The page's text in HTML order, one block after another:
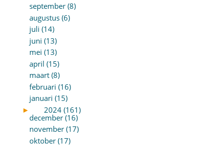
september (8)
augustus (6)
juli (14)
juni (13)
mei (13)
april (15)
maart (8)
februari (16)
januari (15)
►
2024 (161)
december (16)
november (17)
oktober (17)